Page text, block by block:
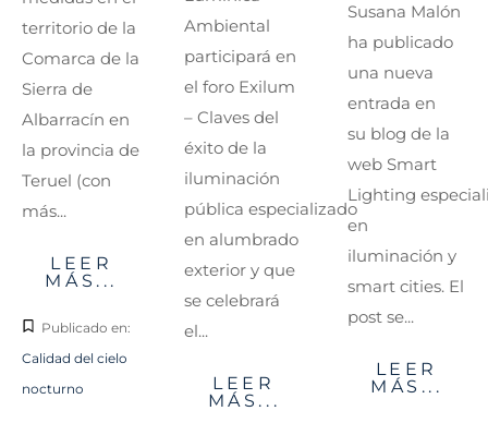
territorio de la
Comarca de la
Sierra de
Albarracín en
la provincia de
Teruel (con
más...
LEER
MÁS...
Publicado en:
Calidad del cielo
nocturno
Ambiental
participará en
el foro Exilum
– Claves del
éxito de la
iluminación
pública especializado
en alumbrado
exterior y que
se celebrará
el...
LEER
MÁS...
Susana Malón
ha publicado
una nueva
entrada en
su blog de la
web Smart
Lighting
en
iluminación y
smart cities. El
post se...
LEER
MÁS...